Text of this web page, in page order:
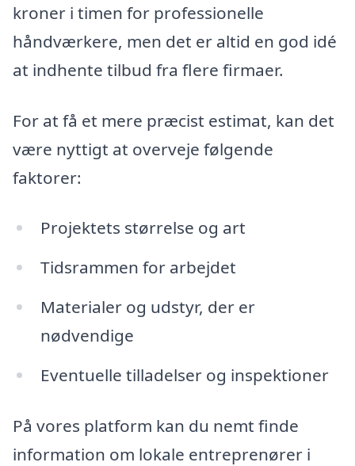
kroner i timen for professionelle
håndværkere, men det er altid en god idé
at indhente tilbud fra flere firmaer.
For at få et mere præcist estimat, kan det
være nyttigt at overveje følgende
faktorer:
Projektets størrelse og art
Tidsrammen for arbejdet
Materialer og udstyr, der er
nødvendige
Eventuelle tilladelser og inspektioner
På vores platform kan du nemt finde
information om lokale entreprenører i